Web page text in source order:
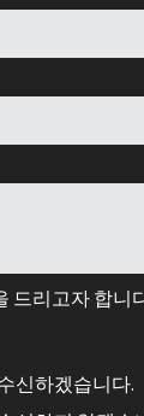
드리고자 합니
신하겠습니다.